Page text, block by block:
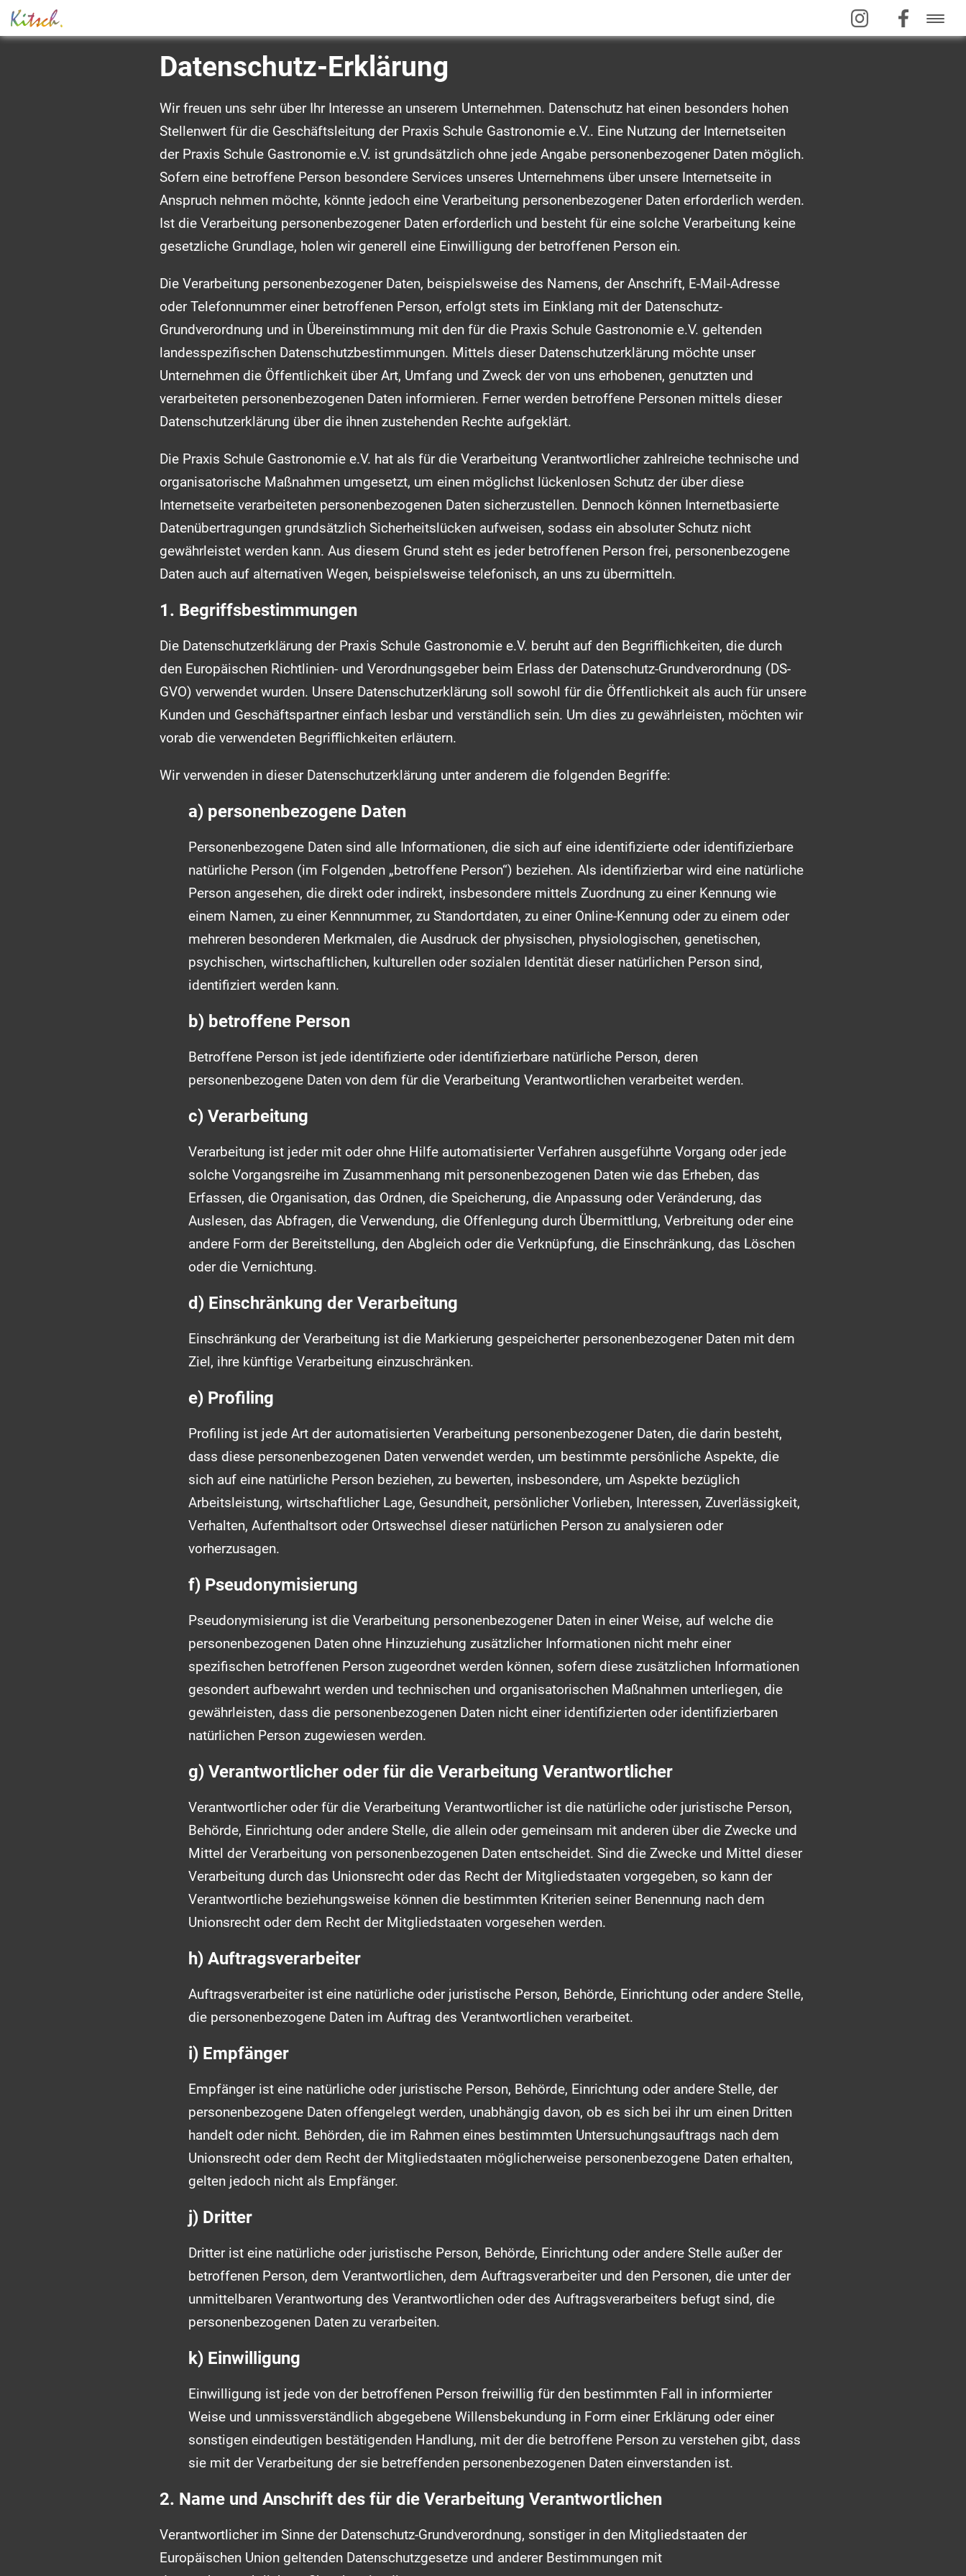
Datenschutz-Erklärung
Wir freuen uns sehr über Ihr Interesse an unserem Unternehmen. Datenschutz hat einen besonders hohen
Stellenwert für die Geschäftsleitung der Praxis Schule Gastronomie e.V.. Eine Nutzung der Internetseiten
der Praxis Schule Gastronomie e.V. ist grundsätzlich ohne jede Angabe personenbezogener Daten möglich.
Sofern eine betroffene Person besondere Services unseres Unternehmens über unsere Internetseite in
Anspruch nehmen möchte, könnte jedoch eine Verarbeitung personenbezogener Daten erforderlich werden.
Ist die Verarbeitung personenbezogener Daten erforderlich und besteht für eine solche Verarbeitung keine
gesetzliche Grundlage, holen wir generell eine Einwilligung der betroffenen Person ein.
Die Verarbeitung personenbezogener Daten, beispielsweise des Namens, der Anschrift, E-Mail-Adresse
oder Telefonnummer einer betroffenen Person, erfolgt stets im Einklang mit der Datenschutz-
Grundverordnung und in Übereinstimmung mit den für die Praxis Schule Gastronomie e.V. geltenden
landesspezifischen Datenschutzbestimmungen. Mittels dieser Datenschutzerklärung möchte unser
Unternehmen die Öffentlichkeit über Art, Umfang und Zweck der von uns erhobenen, genutzten und
verarbeiteten personenbezogenen Daten informieren. Ferner werden betroffene Personen mittels dieser
Datenschutzerklärung über die ihnen zustehenden Rechte aufgeklärt.
Die Praxis Schule Gastronomie e.V. hat als für die Verarbeitung Verantwortlicher zahlreiche technische und
organisatorische Maßnahmen umgesetzt, um einen möglichst lückenlosen Schutz der über diese
Internetseite verarbeiteten personenbezogenen Daten sicherzustellen. Dennoch können Internetbasierte
Datenübertragungen grundsätzlich Sicherheitslücken aufweisen, sodass ein absoluter Schutz nicht
gewährleistet werden kann. Aus diesem Grund steht es jeder betroffenen Person frei, personenbezogene
Daten auch auf alternativen Wegen, beispielsweise telefonisch, an uns zu übermitteln.
1. Begriffsbestimmungen
Die Datenschutzerklärung der Praxis Schule Gastronomie e.V. beruht auf den Begrifflichkeiten, die durch
den Europäischen Richtlinien- und Verordnungsgeber beim Erlass der Datenschutz-Grundverordnung (DS-
GVO) verwendet wurden. Unsere Datenschutzerklärung soll sowohl für die Öffentlichkeit als auch für unsere
Kunden und Geschäftspartner einfach lesbar und verständlich sein. Um dies zu gewährleisten, möchten wir
vorab die verwendeten Begrifflichkeiten erläutern.
Wir verwenden in dieser Datenschutzerklärung unter anderem die folgenden Begriffe:
a) personenbezogene Daten
Personenbezogene Daten sind alle Informationen, die sich auf eine identifizierte oder identifizierbare
natürliche Person (im Folgenden „betroffene Person“) beziehen. Als identifizierbar wird eine natürliche
Person angesehen, die direkt oder indirekt, insbesondere mittels Zuordnung zu einer Kennung wie
einem Namen, zu einer Kennnummer, zu Standortdaten, zu einer Online-Kennung oder zu einem oder
mehreren besonderen Merkmalen, die Ausdruck der physischen, physiologischen, genetischen,
psychischen, wirtschaftlichen, kulturellen oder sozialen Identität dieser natürlichen Person sind,
identifiziert werden kann.
b) betroffene Person
Betroffene Person ist jede identifizierte oder identifizierbare natürliche Person, deren
personenbezogene Daten von dem für die Verarbeitung Verantwortlichen verarbeitet werden.
c) Verarbeitung
Verarbeitung ist jeder mit oder ohne Hilfe automatisierter Verfahren ausgeführte Vorgang oder jede
solche Vorgangsreihe im Zusammenhang mit personenbezogenen Daten wie das Erheben, das
Erfassen, die Organisation, das Ordnen, die Speicherung, die Anpassung oder Veränderung, das
Auslesen, das Abfragen, die Verwendung, die Offenlegung durch Übermittlung, Verbreitung oder eine
andere Form der Bereitstellung, den Abgleich oder die Verknüpfung, die Einschränkung, das Löschen
oder die Vernichtung.
d) Einschränkung der Verarbeitung
Einschränkung der Verarbeitung ist die Markierung gespeicherter personenbezogener Daten mit dem
Ziel, ihre künftige Verarbeitung einzuschränken.
e) Profiling
Profiling ist jede Art der automatisierten Verarbeitung personenbezogener Daten, die darin besteht,
dass diese personenbezogenen Daten verwendet werden, um bestimmte persönliche Aspekte, die
sich auf eine natürliche Person beziehen, zu bewerten, insbesondere, um Aspekte bezüglich
Arbeitsleistung, wirtschaftlicher Lage, Gesundheit, persönlicher Vorlieben, Interessen, Zuverlässigkeit,
Verhalten, Aufenthaltsort oder Ortswechsel dieser natürlichen Person zu analysieren oder
vorherzusagen.
f) Pseudonymisierung
Pseudonymisierung ist die Verarbeitung personenbezogener Daten in einer Weise, auf welche die
personenbezogenen Daten ohne Hinzuziehung zusätzlicher Informationen nicht mehr einer
spezifischen betroffenen Person zugeordnet werden können, sofern diese zusätzlichen Informationen
gesondert aufbewahrt werden und technischen und organisatorischen Maßnahmen unterliegen, die
gewährleisten, dass die personenbezogenen Daten nicht einer identifizierten oder identifizierbaren
natürlichen Person zugewiesen werden.
g) Verantwortlicher oder für die Verarbeitung Verantwortlicher
Verantwortlicher oder für die Verarbeitung Verantwortlicher ist die natürliche oder juristische Person,
Behörde, Einrichtung oder andere Stelle, die allein oder gemeinsam mit anderen über die Zwecke und
Mittel der Verarbeitung von personenbezogenen Daten entscheidet. Sind die Zwecke und Mittel dieser
Verarbeitung durch das Unionsrecht oder das Recht der Mitgliedstaaten vorgegeben, so kann der
Verantwortliche beziehungsweise können die bestimmten Kriterien seiner Benennung nach dem
Unionsrecht oder dem Recht der Mitgliedstaaten vorgesehen werden.
h) Auftragsverarbeiter
Auftragsverarbeiter ist eine natürliche oder juristische Person, Behörde, Einrichtung oder andere Stelle,
die personenbezogene Daten im Auftrag des Verantwortlichen verarbeitet.
i) Empfänger
Empfänger ist eine natürliche oder juristische Person, Behörde, Einrichtung oder andere Stelle, der
personenbezogene Daten offengelegt werden, unabhängig davon, ob es sich bei ihr um einen Dritten
handelt oder nicht. Behörden, die im Rahmen eines bestimmten Untersuchungsauftrags nach dem
Unionsrecht oder dem Recht der Mitgliedstaaten möglicherweise personenbezogene Daten erhalten,
gelten jedoch nicht als Empfänger.
j) Dritter
Dritter ist eine natürliche oder juristische Person, Behörde, Einrichtung oder andere Stelle außer der
betroffenen Person, dem Verantwortlichen, dem Auftragsverarbeiter und den Personen, die unter der
unmittelbaren Verantwortung des Verantwortlichen oder des Auftragsverarbeiters befugt sind, die
personenbezogenen Daten zu verarbeiten.
k) Einwilligung
Einwilligung ist jede von der betroffenen Person freiwillig für den bestimmten Fall in informierter
Weise und unmissverständlich abgegebene Willensbekundung in Form einer Erklärung oder einer
sonstigen eindeutigen bestätigenden Handlung, mit der die betroffene Person zu verstehen gibt, dass
sie mit der Verarbeitung der sie betreffenden personenbezogenen Daten einverstanden ist.
2. Name und Anschrift des für die Verarbeitung Verantwortlichen
Verantwortlicher im Sinne der Datenschutz-Grundverordnung, sonstiger in den Mitgliedstaaten der
Europäischen Union geltenden Datenschutzgesetze und anderer Bestimmungen mit